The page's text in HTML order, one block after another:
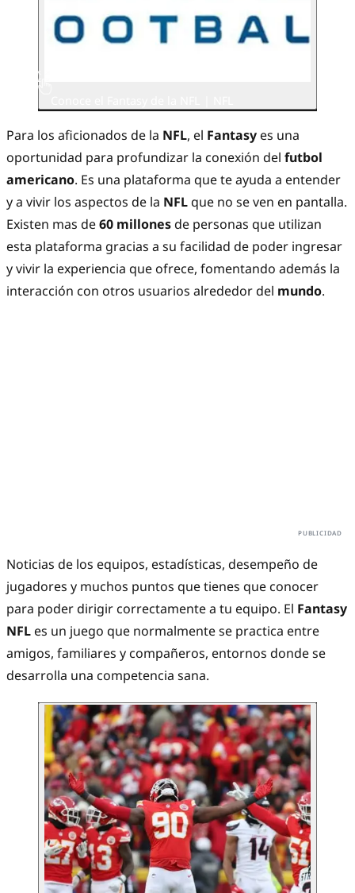
Para los aficionados de la NFL, el Fantasy es una
oportunidad para profundizar la conexión del futbol
americano. Es una plataforma que te ayuda a entender
y a vivir los aspectos de la NFLque no se ven en pantalla.
Existen mas de60 millonesde personas que utilizan
esta plataforma gracias a su facilidad de poder ingresar
y vivir la experiencia que ofrece, fomentando además la
interacción con otros usuarios alrededor del mundo.
Noticias de los equipos, estadísticas, desempeño de
jugadores y muchos puntos que tienes que conocer
para poder dirigir correctamente a tu equipo. El Fantasy
NFL es un juego que normalmente se practica entre
amigos, familiares y compañeros, entornos donde se
desarrolla una competencia sana.